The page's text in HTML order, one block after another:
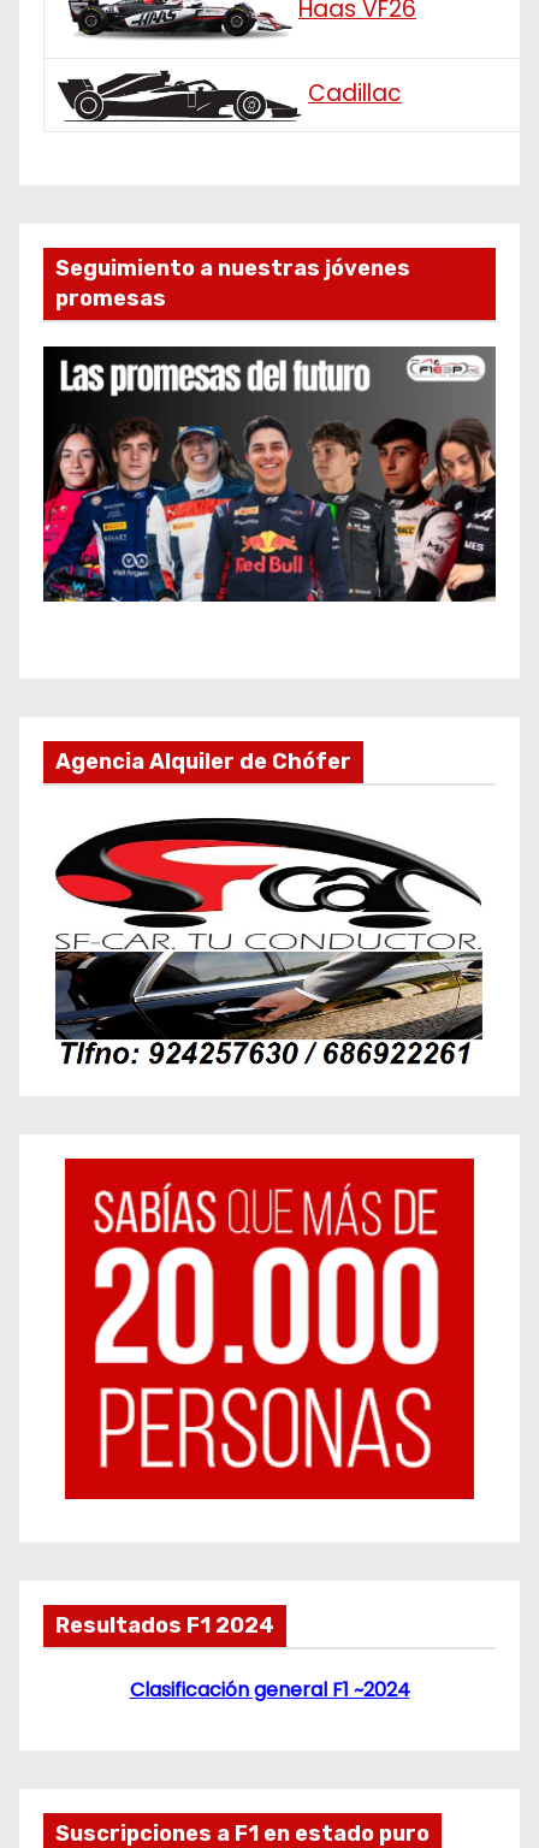
Haas VF26
Cadillac
Seguimiento a nuestras jóvenes
promesas
Agencia Alquiler de Chófer
Resultados F1 2024
Clasificación general F1 ~2024
Suscripciones a F1 en estado puro